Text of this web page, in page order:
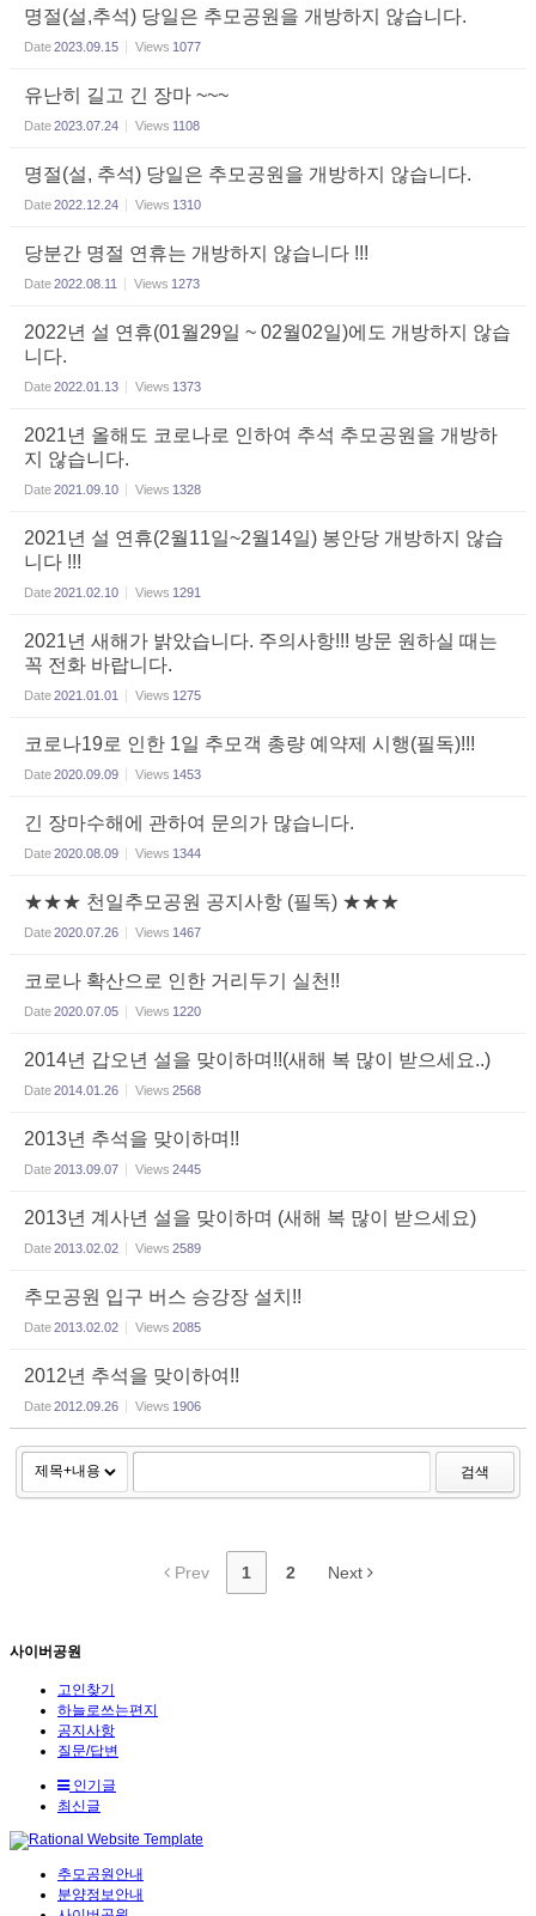
명절(설,추석) 당일은 추모공원을 개방하지 않습니다.
Date2023.09.15 Views 1077
유난히 길고 긴 장마 ~~~
Date2023.07.24 Views 1108
명절(설, 추석) 당일은 추모공원을 개방하지 않습니다.
Date2022.12.24 Views 1310
당분간 명절 연휴는 개방하지 않습니다 !!!
Date2022.08.11 Views 1273
2022년 설 연휴(01월29일 ~ 02월02일)에도 개방하지 않습
니다.
Date2022.01.13 Views 1373
2021년 올해도 코로나로 인하여 추석 추모공원을 개방하
지 않습니다.
Date2021.09.10 Views 1328
2021년 설 연휴(2월11일~2월14일) 봉안당 개방하지 않습
니다 !!!
Date2021.02.10 Views 1291
2021년 새해가 밝았습니다. 주의사항!!! 방문 원하실 때는
꼭 전화 바랍니다.
Date2021.01.01 Views 1275
코로나19로 인한 1일 추모객 총량 예약제 시행(필독)!!!
Date2020.09.09 Views 1453
긴 장마수해에 관하여 문의가 많습니다.
Date2020.08.09 Views 1344
★★★ 천일추모공원 공지사항 (필독) ★★★
Date2020.07.26 Views 1467
코로나 확산으로 인한 거리두기 실천!!
Date2020.07.05 Views 1220
2014년 갑오년 설을 맞이하며!!(새해 복 많이 받으세요..)
Date2014.01.26 Views 2568
2013년 추석을 맞이하며!!
Date2013.09.07 Views 2445
2013년 계사년 설을 맞이하며 (새해 복 많이 받으세요)
Date2013.02.02 Views 2589
추모공원 입구 버스 승강장 설치!!
Date2013.02.02 Views 2085
2012년 추석을 맞이하여!!
Date2012.09.26 Views 1906
검색
Prev 1 2 Next
사이버공원
고인찾기
하늘로쓰는편지
공지사항
질문/답변
인기글
최신글
추모공원안내
분양정보안내